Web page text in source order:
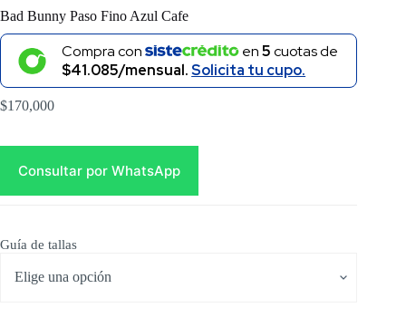
Bad Bunny Paso Fino Azul Cafe
Compra con en5cuotas de
$41.085/mensual.Solicita tu cupo.
$170,000
Consultar por WhatsApp
Guía de tallas